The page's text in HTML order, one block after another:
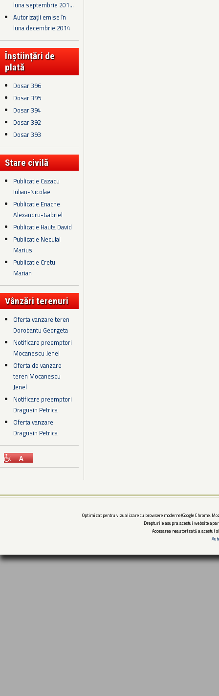
luna septembrie 201...
Autorizații emise în
luna decembrie 2014
Înștiințări de
plată
Dosar 396
Dosar 395
Dosar 394
Dosar 392
Dosar 393
Stare civilă
Publicatie Cazacu
Iulian-Nicolae
Publicatie Enache
Alexandru-Gabriel
Publicatie Hauta David
Publicatie Neculai
Marius
Publicatie Cretu
Marian
Vânzări terenuri
Oferta vanzare teren
Dorobantu Georgeta
Notificare preemptori
Mocanescu Jenel
Oferta de vanzare
teren Mocanescu
Jenel
Notificare preemptori
Dragusin Petrica
Oferta vanzare
Dragusin Petrica
Optimizat pentru vizualizare cu browsere moderne (Google Chrome,
Drepturile asupra acestui website
Accesarea neautorizată a acestui